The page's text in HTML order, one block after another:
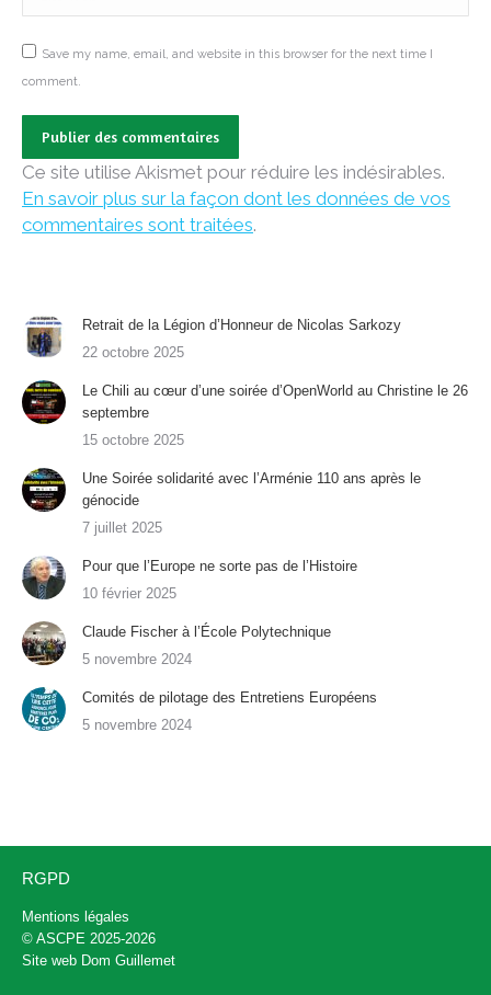
Save my name, email, and website in this browser for the next time I
comment.
Publier des commentaires
Ce site utilise Akismet pour réduire les indésirables.
En savoir plus sur la façon dont les données de vos
commentaires sont traitées.
Retrait de la Légion d’Honneur de Nicolas Sarkozy
22 octobre 2025
Le Chili au cœur d’une soirée d’OpenWorld au Christine le 26
septembre
15 octobre 2025
Une Soirée solidarité avec l’Arménie 110 ans après le
génocide
7 juillet 2025
Pour que l’Europe ne sorte pas de l’Histoire
10 février 2025
Claude Fischer à l’École Polytechnique
5 novembre 2024
Comités de pilotage des Entretiens Européens
5 novembre 2024
RGPD
Mentions légales
© ASCPE 2025-2026
Site web Dom Guillemet